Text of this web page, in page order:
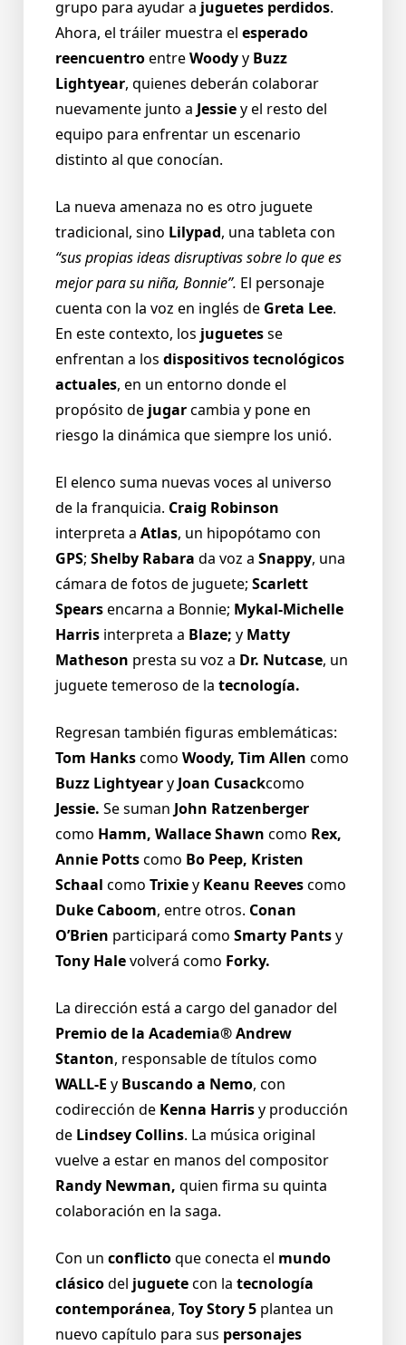
grupo para ayudar a juguetes perdidos.
Ahora, el tráiler muestra el esperado
reencuentroentreWoodyy Buzz
Lightyear, quienes deberán colaborar
nuevamente junto a Jessiey el resto del
equipo para enfrentar un escenario
distinto al que conocían.
La nueva amenaza no es otro juguete
tradicional, sino Lilypad, una tableta con
“sus propias ideas disruptivas sobre lo que es
mejor para su niña, Bonnie”. El personaje
cuenta con la voz en inglés de Greta Lee.
En este contexto, los juguetesse
enfrentan a los dispositivos tecnológicos
actuales, en un entorno donde el
propósito de jugarcambia y pone en
riesgo la dinámica que siempre los unió.
El elenco suma nuevas voces al universo
de la franquicia. Craig Robinson
interpreta a Atlas, un hipopótamo con
GPS; Shelby Rabara da voz a Snappy, una
cámara de fotos de juguete; Scarlett
Spearsencarna a Bonnie; Mykal-Michelle
Harris interpreta a Blaze; y Matty
Matheson presta su voz a Dr. Nutcase, un
juguete temeroso de la tecnología.
Regresan también figuras emblemáticas:
Tom Hankscomo Woody, Tim Allen como
Buzz Lightyeary Joan Cusackcomo
Jessie. Se suman John Ratzenberger
como Hamm, Wallace Shawn como Rex,
Annie Pottscomo Bo Peep, Kristen
Schaal como Trixiey Keanu Reevescomo
Duke Caboom, entre otros. Conan
O’Brien participará como Smarty Pantsy
Tony Halevolverá como Forky.
La dirección está a cargo del ganador del
Premio de la Academia®Andrew
Stanton, responsable de títulos como
WALL-E y Buscando a Nemo, con
codirección de Kenna Harrisy producción
de Lindsey Collins. La música original
vuelve a estar en manos del compositor
Randy Newman, quien firma su quinta
colaboración en la saga.
Con un conflictoque conecta el mundo
clásicodel juguetecon la tecnología
contemporánea, Toy Story 5 plantea un
nuevo capítulo para sus personajes